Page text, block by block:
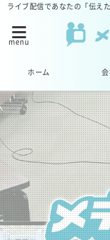
ライブ配信であなたの「伝え
menu
ホーム